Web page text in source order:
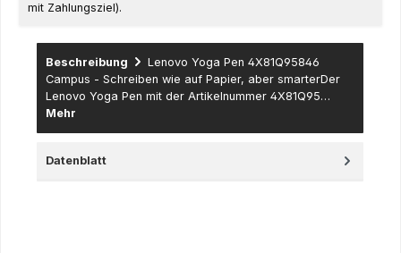
mit Zahlungsziel).
Beschreibung
Lenovo Yoga Pen 4X81Q95846
Campus - Schreiben wie auf Papier, aber smarterDer
Lenovo Yoga Pen mit der Artikelnummer 4X81Q95…
Mehr
Datenblatt